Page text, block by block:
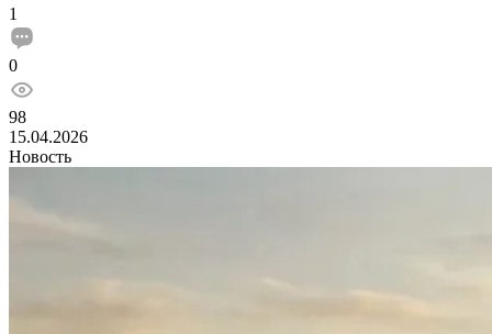
1
0
98
15.04.2026
Новость